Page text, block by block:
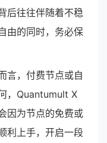
后往往伴随着不稳
由的同时，务必保
言，付费节点或自
，Quantumult X
因为节点的免费或
利上手，开启一段